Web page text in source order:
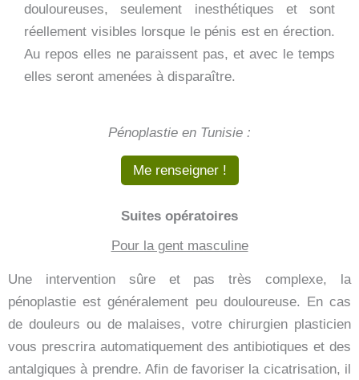
douloureuses, seulement inesthétiques et sont
réellement visibles lorsque le pénis est en érection.
Au repos elles ne paraissent pas, et avec le temps
elles seront amenées à disparaître.
Pénoplastie en Tunisie :
Me renseigner !
Suites opératoires
Pour la gent masculine
Une intervention sûre et pas très complexe, la
pénoplastie est généralement peu douloureuse. En cas
de douleurs ou de malaises, votre chirurgien plasticien
vous prescrira automatiquement des antibiotiques et des
antalgiques à prendre. Afin de favoriser la cicatrisation, il